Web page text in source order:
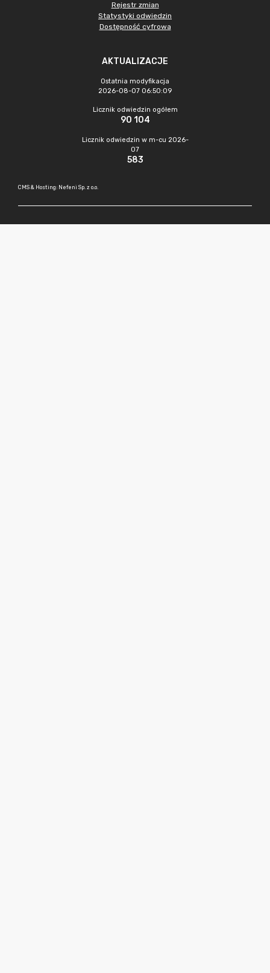
Rejestr zmian
Statystyki odwiedzin
Dostępność cyfrowa
AKTUALIZACJE
Ostatnia modyfikacja
2026-08-07 06:50:09
Licznik odwiedzin ogółem
90 104
Licznik odwiedzin w m-cu 2026-
07
583
CMS & Hosting: Nefeni Sp. z o.o.